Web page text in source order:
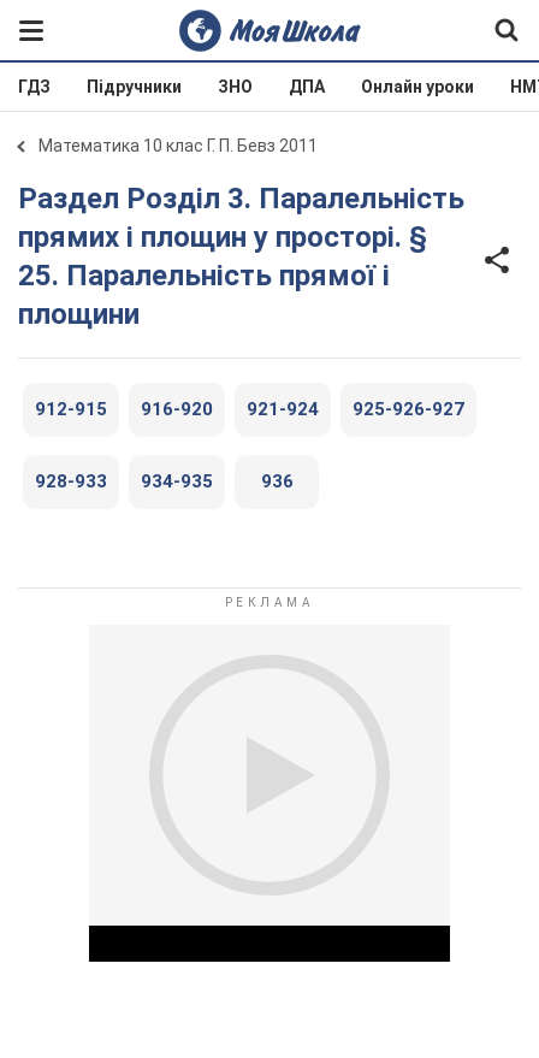
ГДЗ Підручники ЗНО ДПА Онлайн уроки
Математика 10 клас Г. П. Бевз 2011
Раздел Розділ 3. Паралельність
прямих і площин у просторі. §
25. Паралельність прямої і
площини
912-915 916-920 921-924 925-926-927
928-933 934-935 936